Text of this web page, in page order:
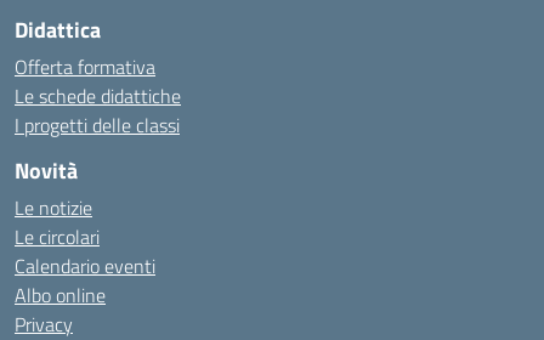
Didattica
Offerta formativa
Le schede didattiche
I progetti delle classi
Novità
Le notizie
Le circolari
Calendario eventi
Albo online
Privacy